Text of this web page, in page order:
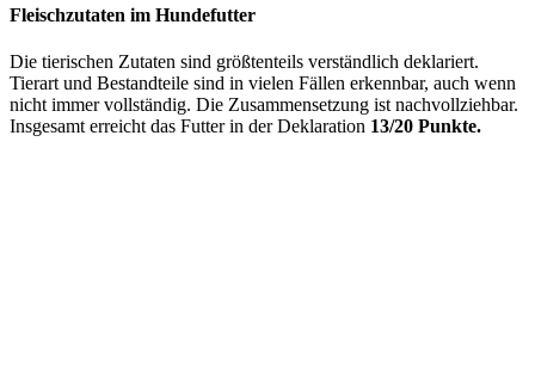
Fleischzutaten im Hundefutter
Die tierischen Zutaten sind größtenteils verständlich deklariert.
Tierart und Bestandteile sind in vielen Fällen erkennbar, auch wenn
nicht immer vollständig. Die Zusammensetzung ist nachvollziehbar.
Insgesamt erreicht das Futter in der Deklaration 13/20 Punkte.